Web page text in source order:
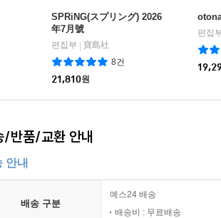
SPRiNG(スプリング) 2026
年7月號
편집부
寶島社
8건
21,810원
편집
/반품/교환 안내
안내
배송 구분
예스24 배송
배송비 : 무료배송